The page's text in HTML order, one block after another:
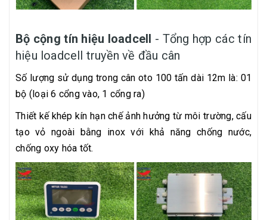
Bộ cộng tín hiệu loadcell - Tổng hợp các tín
hiệu loadcell truyền về đầu cân
Số lượng sử dụng trong cân oto 100 tấn dài 12m là: 01
bộ (loại 6 cổng vào, 1 cổng ra)
Thiết kế khép kín hạn chế ảnh hưởng từ môi trường, cấu
tạo vỏ ngoài bằng inox với khả năng chống nước,
chống oxy hóa tốt.